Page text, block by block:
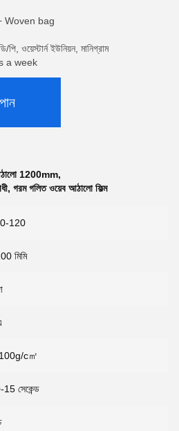
Woven bag
ওয়েস্টার্ন ইউনিয়ন, মানিগ্রাম
a week
1200mm,
, গরম গলিত ওয়েব আঠালো ফিল্ম
120
মিমি
c㎡
15 সেকেন্ড